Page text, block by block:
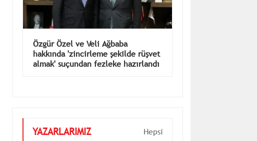
Özgür Özel ve Veli Ağbaba
hakkında 'zincirleme şekilde rüşvet